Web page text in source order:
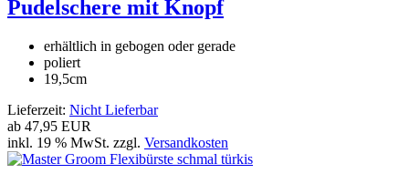
Pudelschere mit Knopf
erhältlich in gebogen oder gerade
poliert
19,5cm
Lieferzeit: Nicht Lieferbar
ab 47,95 EUR
inkl. 19 % MwSt. zzgl. Versandkosten